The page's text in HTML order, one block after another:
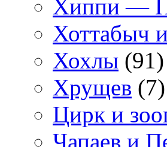
Хиппи —
Хоттабыч
Хохлы (91)
Хрущев (7)
Цирк и
Чапаев и